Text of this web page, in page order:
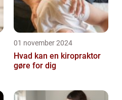
01 november 2024
Hvad kan en kiropraktor
gøre for dig